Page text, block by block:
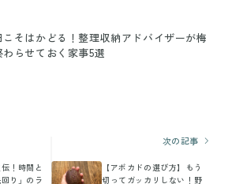
こそはかどる！整理収納アドバイザーが梅
わらせておく家事5選
！時間と
り」のラ
次の記事
【アボカドの選び方】もう
切ってガッカリしない！野